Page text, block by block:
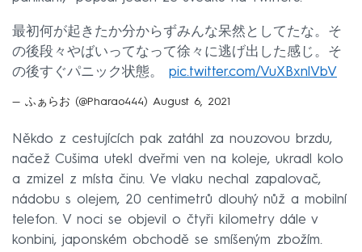
最初何が起きたか分からずみんな呆然としてたな。そ
の後段々やばいってなって徐々に逃げ出した感じ。そ
の後すぐパニック状態。 pic.twitter.com/VuXBxnlVbV
— ふぁらお (@Pharao444) August 6, 2021
Někdo z cestujících pak zatáhl za nouzovou brzdu,
načež Cušima utekl dveřmi ven na koleje, ukradl kolo
a zmizel z místa činu. Ve vlaku nechal zapalovač,
nádobu s olejem, 20 centimetrů dlouhý nůž a mobilní
telefon. V noci se objevil o čtyři kilometry dále v
konbini, japonském obchodě se smíšeným zbožím.